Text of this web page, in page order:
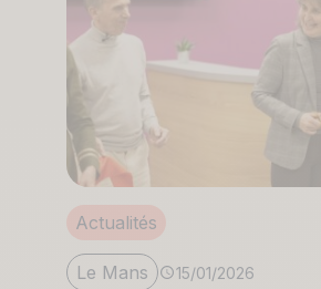
Actualités
Le Mans 15/01/2026